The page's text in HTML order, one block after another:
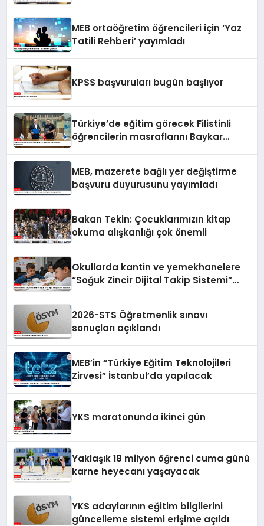
MEB ortaöğretim öğrencileri için ‘Yaz
Tatili Rehberi’ yayımladı
KPSS başvuruları bugün başlıyor
Türkiye’de eğitim görecek Filistinli
öğrencilerin masraflarını Baykar
MEB, mazerete bağlı yer değiştirme
başvuru duyurusunu yayımladı
Bakan Tekin: Çocuklarımızın kitap
okuma alışkanlığı çok önemli
Okullarda kantin ve yemekhanelere
“Soğuk Zincir Dijital Takip Sistemi”
2026-STS Öğretmenlik sınavı
sonuçları açıklandı
MEB’in “Türkiye Eğitim Teknolojileri
Zirvesi” İstanbul’da yapılacak
YKS maratonunda ikinci gün
Yaklaşık 18 milyon öğrenci cuma günü
karne heyecanı yaşayacak
YKS adaylarının eğitim bilgilerini
güncelleme sistemi erişime açıldı